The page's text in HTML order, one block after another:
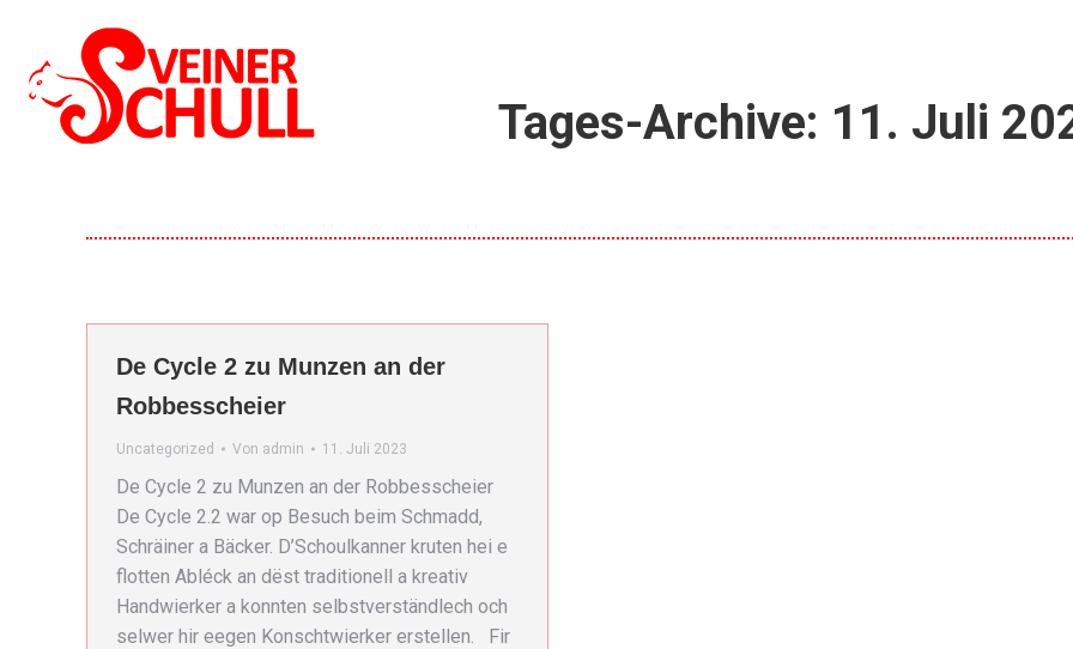
Tages-Archive: 11. Juli
De Cycle 2 zu Munzen an der
Robbesscheier
Uncategorized Von admin 11. Juli 2023
De Cycle 2 zu Munzen an der Robbesscheier
De Cycle 2.2 war op Besuch beim Schmadd,
Schräiner a Bäcker. D’Schoulkanner kruten hei e
flotten Abléck an dëst traditionell a kreativ
Handwierker a konnten selbstverständlech och
selwer hir eegen Konschtwierker erstellen. Fir